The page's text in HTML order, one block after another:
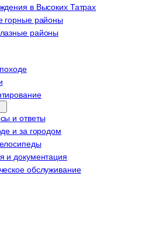
в Высоких Татрах
горные районы
районы
и ответы
и за городом
и документация
обслуживание